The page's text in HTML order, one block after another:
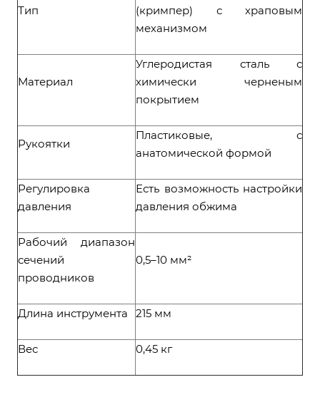
Тип
(кримпер) с храповым
механизмом
Материал
Углеродистая сталь с
химически черненым
покрытием
Рукоятки
Пластиковые, с
анатомической формой
Регулировка
давления
Есть возможность настройки
давления обжима
Рабочий диапазон
сечений
проводников
0,5–10 мм²
Длина инструмента 215 мм
Вес 0,45 кг